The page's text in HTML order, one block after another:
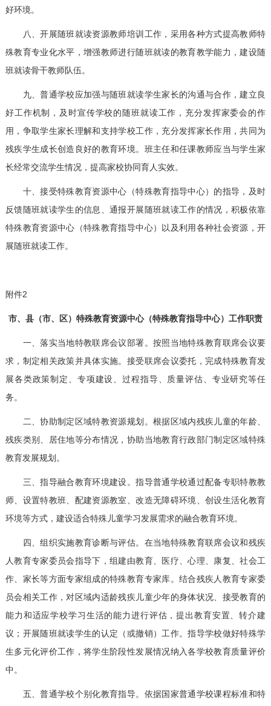
好环境。
八、开展随班就读资源教师培训工作，采用各种方式提高教师特
殊教育专业化水平，增强教师进行随班就读的教育教学能力，建设随
班就读骨干教师队伍。
九、普通学校应加强与随班就读学生家长的沟通与合作，建立良
好工作机制，及时宣传学校的随班就读工作，充分发挥家委会的作
用，争取学生家长理解和支持学校工作，充分发挥家长作用，共同为
残疾学生成长创造良好的教育环境。班主任和任课教师应当与学生家
长经常交流学生情况，提高家校协同育人实效。
十、接受特殊教育资源中心（特殊教育指导中心）的指导，及时
反馈随班就读学生的信息、通报开展随班就读工作的情况，积极依靠
特殊教育资源中心（特殊教育指导中心）以及利用各种社会资源，开
展随班就读工作。
附件2
市、县（市、区）特殊教育资源中心（特殊教育指导中心）工作职责
一、落实当地特教联席会议部署。按照当地特殊教育联席会议要
求，制定相关政策并具体实施。接受联席会议委托，完成特殊教育发
展各类政策制定、专项建设、过程指导、质量评估、专业研究等任
务。
二、协助制定区域特教资源规划。根据区域内残疾儿童的年龄、
残疾类别、居住地等分布情况，协助当地教育行政部门制定区域特殊
教育发展规划。
三、指导融合教育环境建设。指导普通学校通过配备专职特教教
师、设置特教班、配建资源教室、改造无障碍环境、创设生活化教育
环境等方式，建设适合特殊儿童学习发展需求的融合教育环境。
四、组织实施教育诊断与评估。在当地特殊教育联席会议和残疾
人教育专家委员会指导下，组建由教育、医疗、心理、康复、社会工
作、家长等方面专家组成的特殊教育专家库。结合残疾人教育专家委
员会相关工作，对区域内适龄残疾儿童少年的身体状况、接受教育的
能力和适应学校学习生活的能力进行评估，提出教育安置、转介建
议；开展随班就读学生的认定（或撤销）工作。指导学校做好特殊学
生多元化评价工作，将学生阶段性发展情况纳入各学校教育质量评价
中。
五、普通学校个别化教育指导。依据国家普通学校课程标准和特